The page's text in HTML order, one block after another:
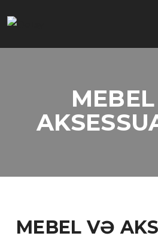
MEBEL VƏ